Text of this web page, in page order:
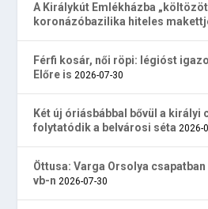
A Királykút Emlékházba
koronázóbazilika hiteles
Férfi kosár, női röpi: légióst
Előre is 2026-07-30
Két új óriásbábbal bővül a királyi
folytatódik a belvárosi séta 2026-
Öttusa: Varga Orsolya
vb-n 2026-07-30